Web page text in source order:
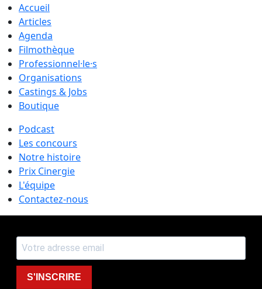
Accueil
Articles
Agenda
Filmothèque
Professionnel·le·s
Organisations
Castings & Jobs
Boutique
Podcast
Les concours
Notre histoire
Prix Cinergie
L'équipe
Contactez-nous
S'INSCRIRE